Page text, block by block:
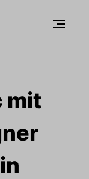
mit